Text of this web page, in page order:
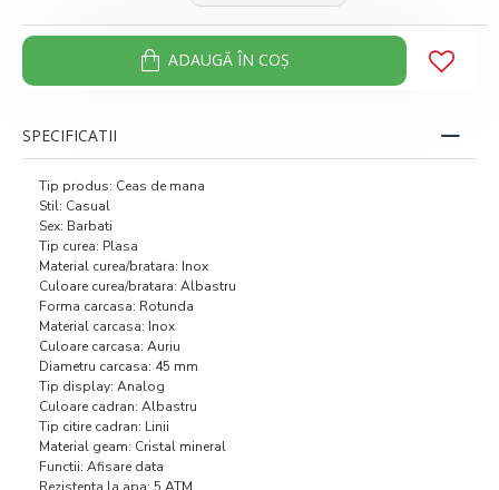
ADAUGĂ ÎN COŞ
SPECIFICATII
Tip produs: Ceas de mana
Stil: Casual
Sex: Barbati
Tip curea: Plasa
Material curea/bratara: Inox
Culoare curea/bratara: Albastru
Forma carcasa: Rotunda
Material carcasa: Inox
Culoare carcasa: Auriu
Diametru carcasa: 45 mm
Tip display: Analog
Culoare cadran: Albastru
Tip citire cadran: Linii
Material geam: Cristal mineral
Functii: Afisare data